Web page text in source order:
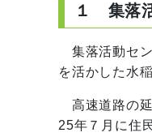
１ 集落
集落活動セン
を活かした水
高速道路の延
25年７月に住